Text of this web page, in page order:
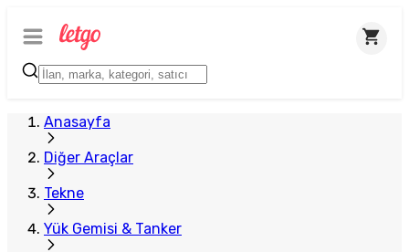
Anasayfa
Diğer Araçlar
Tekne
Yük Gemisi & Tanker